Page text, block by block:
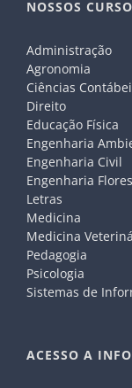
NOSSOS
Administração
Agronomia
Ciências
Direito
Educação Física
Engenharia
Engenharia Civil
Engenharia
Letras
Medicina
Medicina
Pedagogia
Psicologia
Sistemas de
ACESSO A